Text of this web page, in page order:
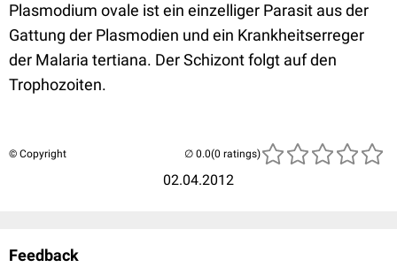
Plasmodium ovale ist ein einzelliger Parasit aus der
Gattung der Plasmodien und ein Krankheitserreger
der Malaria tertiana. Der Schizont folgt auf den
Trophozoiten.
© Copyright
02.04.2012
(0 ratings)
Feedback